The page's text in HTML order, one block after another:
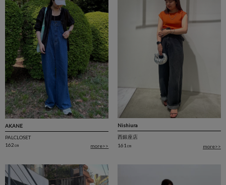
AKANE
PALCLOSET
162㎝
more>>
Nishiura
西銀座店
161㎝
more>>